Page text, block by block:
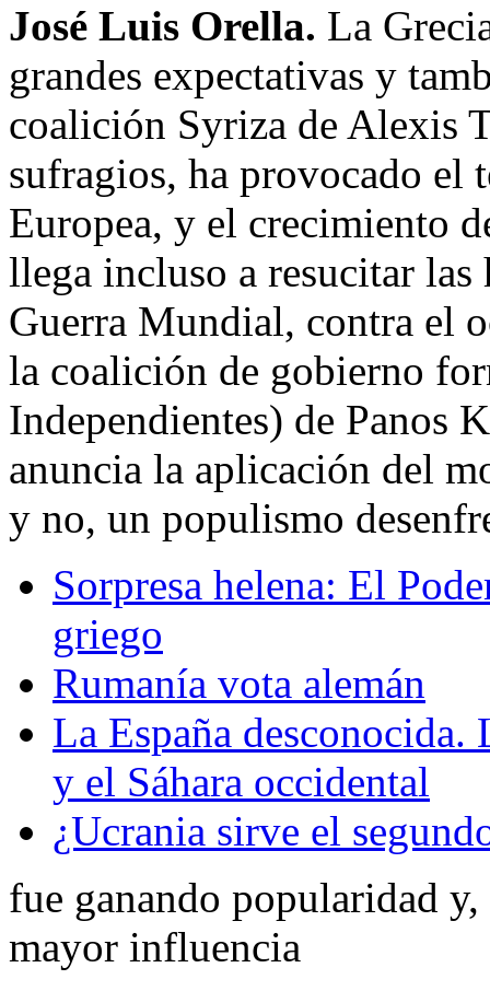
José Luis Orella. La
grandes expectativas y
coalición Syriza de Alexis
sufragios, ha provocado el
Europea, y el crecimiento
llega incluso a resucitar
Guerra Mundial, contra el
la coalición de gobierno
Independientes) de Panos
anuncia la aplicación del
y no, un populismo
Sorpresa helena: El
griego
Rumanía vota alemán
La España desconocida.
y el Sáhara occidental
¿Ucrania sirve el
fue ganando popularidad
mayor influencia